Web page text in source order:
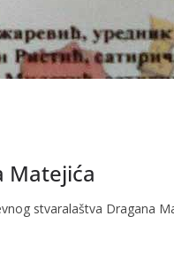
Matejića
stvaralaštva Dragana